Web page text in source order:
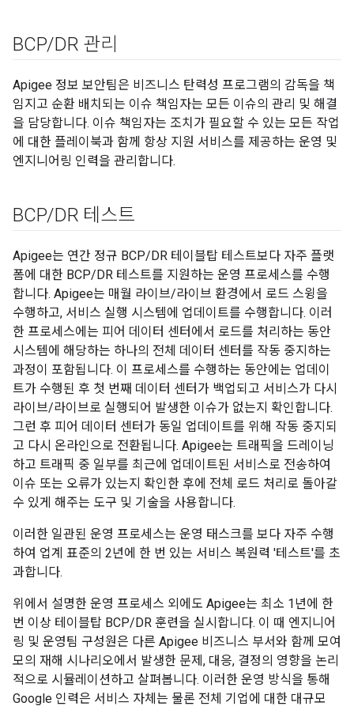
BCP/DR 관리
Apigee 정보 보안팀은 비즈니스 탄력성 프로그램의 감독을 책
임지고 순환 배치되는 이슈 책임자는 모든 이슈의 관리 및 해결
을 담당합니다. 이슈 책임자는 조치가 필요할 수 있는 모든 작업
에 대한 플레이북과 함께 항상 지원 서비스를 제공하는 운영 및
엔지니어링 인력을 관리합니다.
BCP/DR 테스트
Apigee는 연간 정규 BCP/DR 테이블탑 테스트보다 자주 플랫
폼에 대한 BCP/DR 테스트를 지원하는 운영 프로세스를 수행
합니다. Apigee는 매월 라이브/라이브 환경에서 로드 스윙을
수행하고, 서비스 실행 시스템에 업데이트를 수행합니다. 이러
한 프로세스에는 피어 데이터 센터에서 로드를 처리하는 동안
시스템에 해당하는 하나의 전체 데이터 센터를 작동 중지하는
과정이 포함됩니다. 이 프로세스를 수행하는 동안에는 업데이
트가 수행된 후 첫 번째 데이터 센터가 백업되고 서비스가 다시
라이브/라이브로 실행되어 발생한 이슈가 없는지 확인합니다.
그런 후 피어 데이터 센터가 동일 업데이트를 위해 작동 중지되
고 다시 온라인으로 전환됩니다. Apigee는 트래픽을 드레이닝
하고 트래픽 중 일부를 최근에 업데이트된 서비스로 전송하여
이슈 또는 오류가 있는지 확인한 후에 전체 로드 처리로 돌아갈
수 있게 해주는 도구 및 기술을 사용합니다.
이러한 일관된 운영 프로세스는 운영 태스크를 보다 자주 수행
하여 업계 표준의 2년에 한 번 있는 서비스 복원력 '테스트'를 초
과합니다.
위에서 설명한 운영 프로세스 외에도 Apigee는 최소 1년에 한
번 이상 테이블탑 BCP/DR 훈련을 실시합니다. 이 때 엔지니어
링 및 운영팀 구성원은 다른 Apigee 비즈니스 부서와 함께 모여
모의 재해 시나리오에서 발생한 문제, 대응, 결정의 영향을 논리
적으로 시뮬레이션하고 살펴봅니다. 이러한 운영 방식을 통해
Google 인력은 서비스 자체는 물론 전체 기업에 대한 대규모